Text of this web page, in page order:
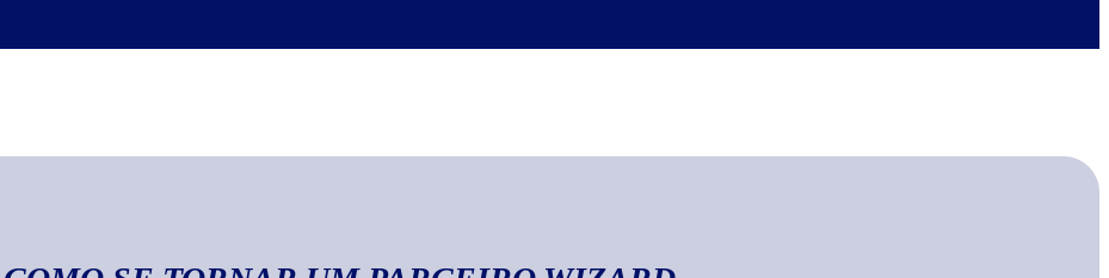
valor à sua empresa e demonstrando compromisso com a qualidade e excelência